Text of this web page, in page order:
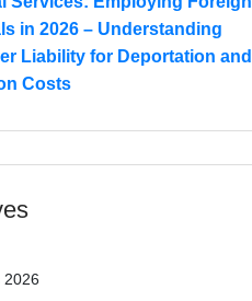
in 2026 – Understanding
Liability for Deportation and
Costs
2026